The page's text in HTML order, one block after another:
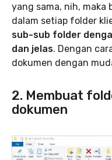
yang sama, nih, maka
dalam setiap folder
sub-sub folder
dan jelas. Dengan
dokumen dengan
2. Membuat
dokumen